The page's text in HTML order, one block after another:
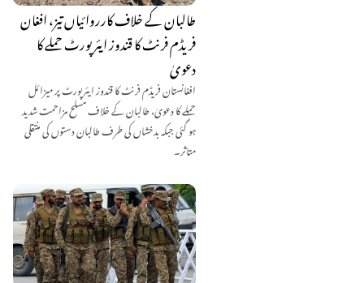
طالبان کے خلاف کارروائیاں تیز، افغان
فریڈم فرنٹ کا قندوز ایئرپورٹ حملے کا
دعویٰ
افغانستان فریڈم فرنٹ کا قندوز ایئرپورٹ پر میزائل
حملے کا دعویٰ، طالبان کے خلاف مسلح مزاحمت شدید
ہو گئی جبکہ بدخشاں کی طرف طالبان دستوں کی منتقلی
متاثر۔